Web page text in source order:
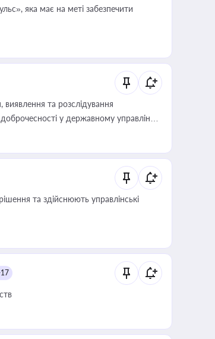
яка має на меті забезпечити
та розслідування
у державному управлінні
та здійснюють управлінські